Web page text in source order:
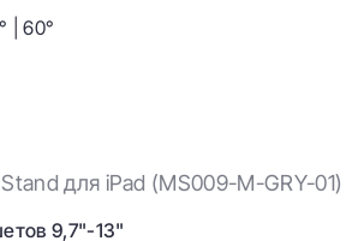
| 60°
для iPad (MS009-M-GRY-01)
9,7"-13"